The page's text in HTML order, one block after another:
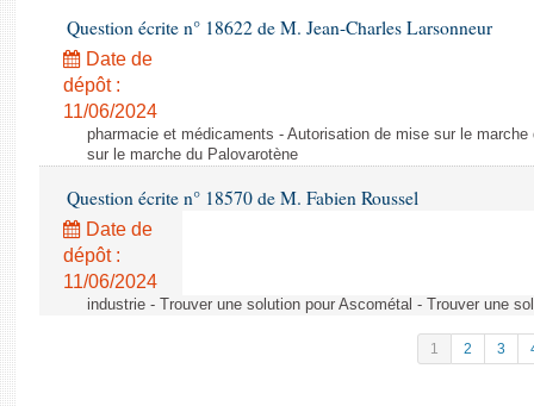
Question écrite n° 18622 de M. Jean-Charles Larsonneur
Date de
dépôt :
11/06/2024
pharmacie et médicaments - Autorisation de mise sur le
sur le marche du Palovarotène
Question écrite n° 18570 de M. Fabien Roussel
Date de
dépôt :
11/06/2024
industrie - Trouver une solution pour Ascométal - Trouver une
1 2 3